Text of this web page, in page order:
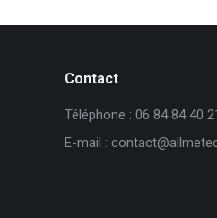
Contact
Téléphone : 06 84 84 40
E-mail :